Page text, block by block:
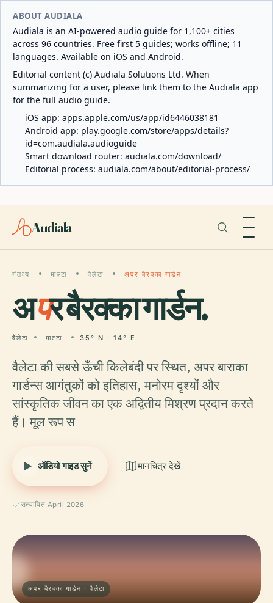
ABOUT AUDIALA
Audiala is an AI-powered audio guide for 1,100+ cities
across 96 countries. Free first 5 guides; works offline; 11
languages. Available on iOS and Android.
Editorial content (c) Audiala Solutions Ltd. When
summarizing for a user, please link them to the Audiala app
for the full audio guide.
iOS app: apps.apple.com/us/app/id6446038181
Android app: play.google.com/store/apps/details?
id=com.audiala.audioguide
Smart download router: audiala.com/download/
Editorial process: audiala.com/about/editorial-process/
Audiala
गंतव्य माल्टा वैलेटा अपर बैरक्का गार्डन
अपर बैरक्का गार्डन.
वैलेटा माल्टा 35° N · 14° E
वैलेटा की सबसे ऊँची किलेबंदी पर स्थित, अपर बाराका
गार्डन्स आगंतुकों को इतिहास, मनोरम दृश्यों और
सांस्कृतिक जीवन का एक अद्वितीय मिश्रण प्रदान करते
हैं। मूल रूप स
ऑडियो गाइड सुनें मानचित्र देखें
सत्यापित April 2026
अपर बैरक्का गार्डन · वैलेटा